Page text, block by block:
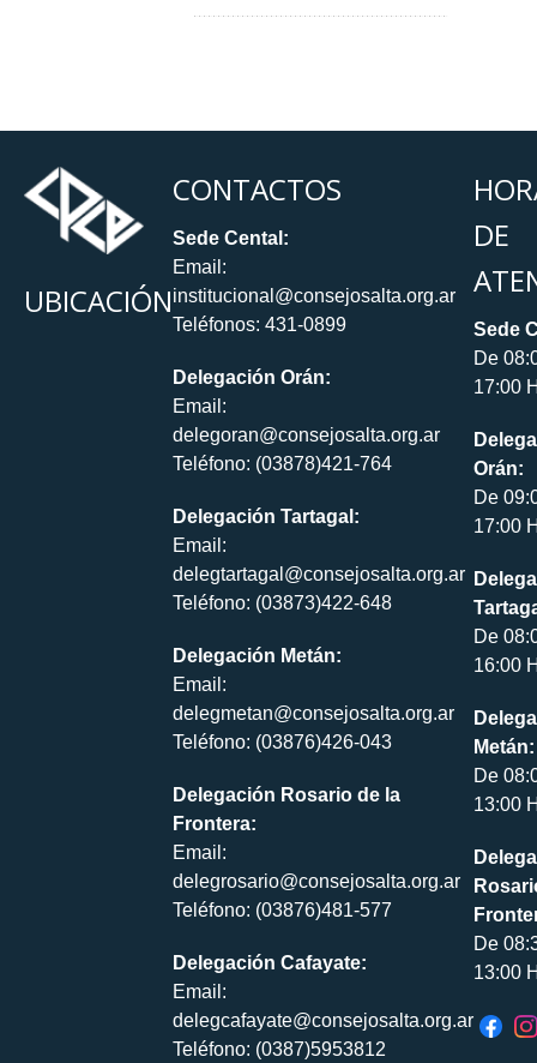
UBICACIÓN
CONTACTOS
Sede Cental:
Email:
institucional@consejosalta.org.ar
Teléfonos: 431-0899
Delegación Orán:
Email:
delegoran@consejosalta.org.ar
Teléfono: (03878)421-764
Delegación Tartagal:
Email:
delegtartagal@consejosalta.org.ar
Teléfono: (03873)422-648
Delegación Metán:
Email:
delegmetan@consejosalta.org.ar
Teléfono: (03876)426-043
Delegación Rosario de la
Frontera:
Email:
delegrosario@consejosalta.org.ar
Teléfono: (03876)481-577
Delegación Cafayate:
Email:
delegcafayate@consejosalta.org.ar
Teléfono: (0387)5953812
DE
Sede
De
17:00
Orán:
De
17:00
De
16:00
Metán:
De
13:00
De
13:00